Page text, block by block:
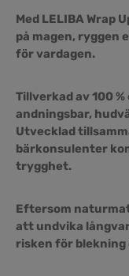
Med LELIBA Wrap
på magen,
för vardagen.
Tillverkad av 100
andningsbar,
Utvecklad
bärkonsulenter
trygghet.
Eftersom
att undvika
risken för blekning